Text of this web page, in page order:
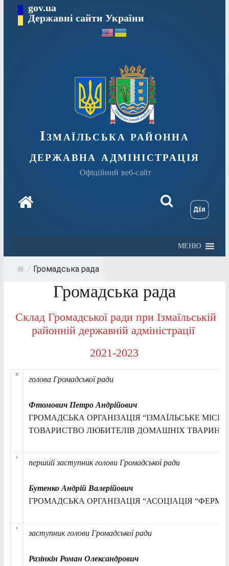
вмісту
gov.ua
Державні сайти України
Ізмаїльська районна
державна адміністрація
Офіційний веб-сайт
МЕНЮ
/ Громадська рада
Громадська рада
Склад Громадської ради при Ізмаїльській
районній державній адміністрації
2021-2023
голова Громадської ради
Фтомович Петро Андрійович
ГРОМАДСЬКА ОРГАНІЗАЦІЯ “ІЗМАЇЛЬСЬКЕ
ТОВАРИСТВО ЛЮБИТЕЛІВ ДОМАШНІХ ТВАРИН
перший заступник голови Громадської ради
Бутенко Андрій Валерійович
ГРОМАДСЬКА ОРГАНІЗАЦІЯ “АСОЦІАЦІЯ
заступник голови Громадської ради
Разінкін Роман Олександрович